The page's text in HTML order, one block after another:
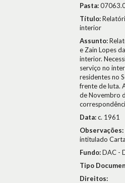
Pasta:
Título:
interior
Assunto:
e Zain Lopes
interior.
serviço no
residentes no
frente de luta.
de Novembro
Data:c. 1961
Observações:
intitulado
Fundo:DAC -
Tipo
Direitos: